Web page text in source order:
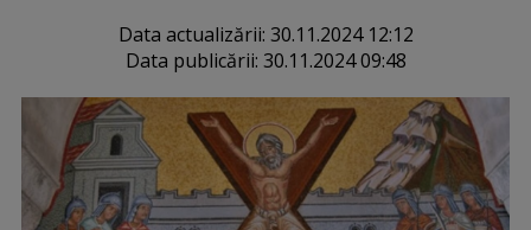
Data actualizării: 30.11.2024 12:12
Data publicării: 30.11.2024 09:48